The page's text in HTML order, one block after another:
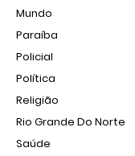
Mundo
Paraíba
Policial
Política
Religião
Rio Grande Do Norte
Saúde